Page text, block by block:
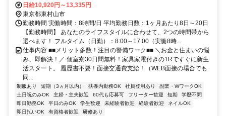
徒歩約13分、西武新宿線 東村山西口徒歩約25分 東京都東村山市エリ
ア(東村山駅、久米川駅、新秋津駅、武蔵大和駅)
日給10,920円～13,335円
東京都東村山市
勤務時間 実働時間：8時間/日 平均勤務日数：1ヶ月あたり8日～20日
【勤務時間】 あなたのライフスタイルに合わせて、2つの時間帯から
選べます！ フルタイム（日勤）：8:00～17:00（実働8時...
仕事内容 ■■メリット多数！注目の警備ワーク■■ ＼お金と住まいの悩
み、即解決！／ 個室寮30日間無料！家具家電付きの1Rですぐに新生
活スタート。 履歴書不要！面接交通費支給！（WEB面接の場合でも
同...
制服あり 短期（3ヵ月以内） 扶養内勤務OK 社員登用あり
副業・WワークOK
土日祝のみOK
主婦・主夫歓迎 60代も応募可 フリーター歓迎 短期
学歴不問
即日勤務OK
平日のみOK 学生歓迎 未経験者歓迎 経験者歓迎
ネイルOK
即日払いOK
有資格者歓迎 研修あり